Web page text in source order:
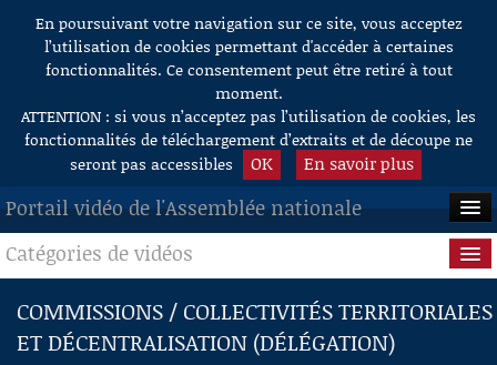
Aller au contenu
En poursuivant votre navigation sur ce site, vous acceptez
l’utilisation de cookies permettant d'accéder à certaines
fonctionnalités. Ce consentement peut être retiré à tout
moment.
ATTENTION : si vous n’acceptez pas l’utilisation de cookies, les
fonctionnalités de téléchargement d’extraits et de découpe ne
seront pas accessibles
OK En savoir plus
Portail vidéo de l'Assemblée nationale
ACCUEIL
EN DIRECT
À LA DEMANDE
Catégories de vidéos
Séance publique
Questions au Gouvernement
COMMISSIONS / COLLECTIVITÉS TERRITORIALES
ET DÉCENTRALISATION (DÉLÉGATION)